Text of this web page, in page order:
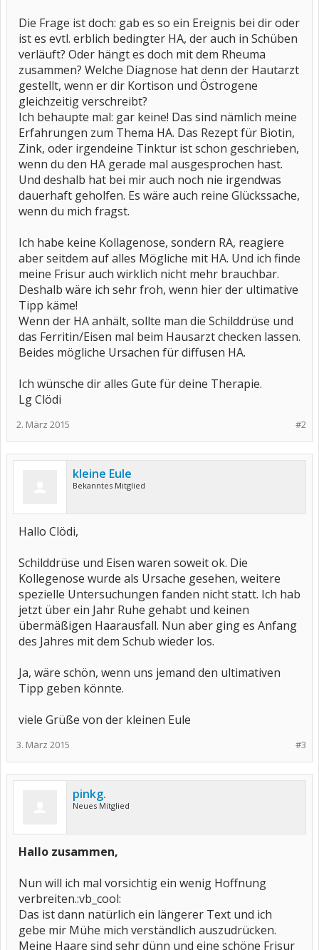
Die Frage ist doch: gab es so ein Ereignis bei dir oder
ist es evtl. erblich bedingter HA, der auch in Schüben
verläuft? Oder hängt es doch mit dem Rheuma
zusammen? Welche Diagnose hat denn der Hautarzt
gestellt, wenn er dir Kortison und Östrogene
gleichzeitig verschreibt?
Ich behaupte mal: gar keine! Das sind nämlich meine
Erfahrungen zum Thema HA. Das Rezept für Biotin,
Zink, oder irgendeine Tinktur ist schon geschrieben,
wenn du den HA gerade mal ausgesprochen hast.
Und deshalb hat bei mir auch noch nie irgendwas
dauerhaft geholfen. Es wäre auch reine Glückssache,
wenn du mich fragst.
Ich habe keine Kollagenose, sondern RA, reagiere
aber seitdem auf alles Mögliche mit HA. Und ich finde
meine Frisur auch wirklich nicht mehr brauchbar.
Deshalb wäre ich sehr froh, wenn hier der ultimative
Tipp käme!
Wenn der HA anhält, sollte man die Schilddrüse und
das Ferritin/Eisen mal beim Hausarzt checken lassen.
Beides mögliche Ursachen für diffusen HA.
Ich wünsche dir alles Gute für deine Therapie.
Lg Clödi
#2
2. März 2015
kleine Eule
Bekanntes Mitglied
Hallo Clödi,
Schilddrüse und Eisen waren soweit ok. Die
Kollegenose wurde als Ursache gesehen, weitere
spezielle Untersuchungen fanden nicht statt. Ich hab
jetzt über ein Jahr Ruhe gehabt und keinen
übermäßigen Haarausfall. Nun aber ging es Anfang
des Jahres mit dem Schub wieder los.
Ja, wäre schön, wenn uns jemand den ultimativen
Tipp geben könnte.
viele Grüße von der kleinen Eule
#3
3. März 2015
pinkg.
Neues Mitglied
Hallo zusammen,
Nun will ich mal vorsichtig ein wenig Hoffnung
verbreiten.:vb_cool:
Das ist dann natürlich ein längerer Text und ich
gebe mir Mühe mich verständlich auszudrücken.
Meine Haare sind sehr dünn und eine schöne Frisur